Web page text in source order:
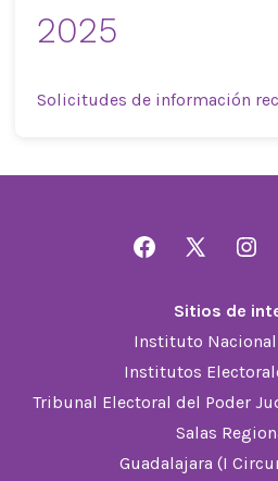
2025
Solicitudes de información
Abrir
una
nueva
pestaña
Abrir
en
una
nueva
pestaña
en
una
Sitios de
Instituto
Institutos
Tribunal Electoral del Poder
Salas
Guadalajara (I